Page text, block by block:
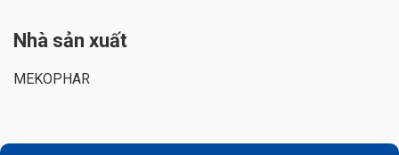
Nhà sản xuất
MEKOPHAR